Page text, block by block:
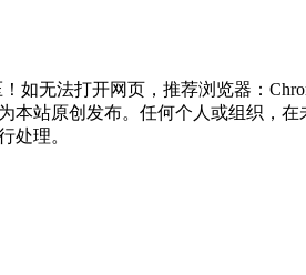
如无法打开网页，推荐浏览器：
本站原创发布。任何个人或组织，
处理。